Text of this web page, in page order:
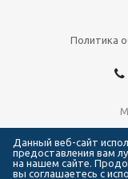
Политика
2026 ©
Данный веб-сайт
предоставления вам
на нашем сайте.
вы соглашаетесь с